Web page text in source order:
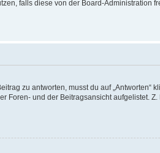
falls diese von der Board-Administration
zu antworten, musst du auf „Antworten“
und der Beitragsansicht aufgelistet. Z.